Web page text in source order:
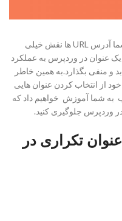
همان طور که می دانید عنوان پست های شما آدرس URL ها نقش خیلی
یک عنوان در وردپرس به عملکرد
و منفی بگذارد.به همین خاطر
از انتخاب کردن عنوان هایی
به شما آموزش خواهیم داد که
وردپرس جلوگیری کنید.
تکراری در